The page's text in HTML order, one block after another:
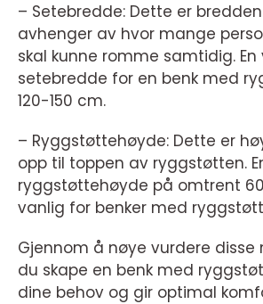
– Setebredde: Dette er
avhenger av hvor mange
skal kunne romme samtidig. En
setebredde for en benk med
120-150 cm.
– Ryggstøttehøyde: Dette er
opp til toppen av ryggstøtten.
ryggstøttehøyde på omtrent
vanlig for benker med
Gjennom å nøye vurdere disse
du skape en benk med
dine behov og gir optimal